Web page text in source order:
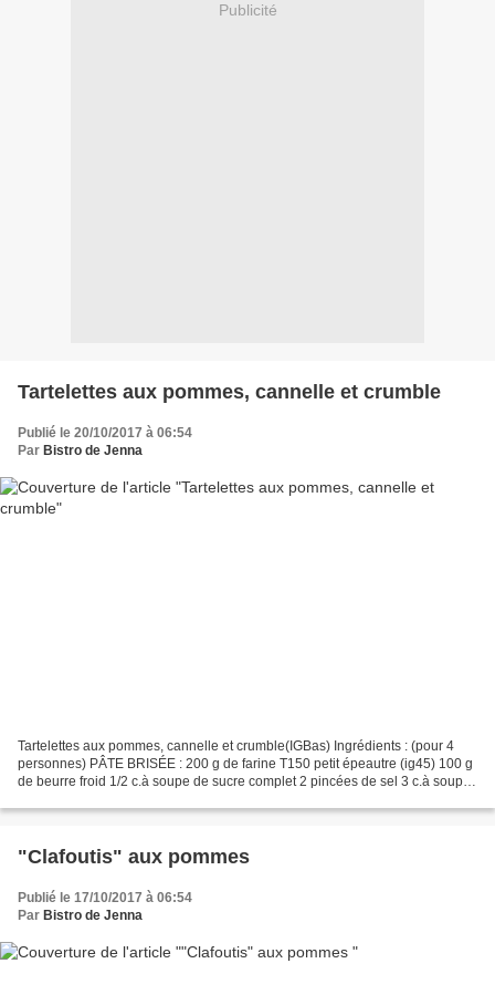
Publicité
Tartelettes aux pommes, cannelle et crumble
Publié le 20/10/2017 à 06:54
Par Bistro de Jenna
Tartelettes aux pommes, cannelle et crumble(IGBas) Ingrédients : (pour 4
personnes) PÂTE BRISÉE : 200 g de farine T150 petit épeautre (ig45) 100 g
de beurre froid 1/2 c.à soupe de sucre complet 2 pincées de sel 3 c.à soupe
"Clafoutis" aux pommes
Publié le 17/10/2017 à 06:54
Par Bistro de Jenna